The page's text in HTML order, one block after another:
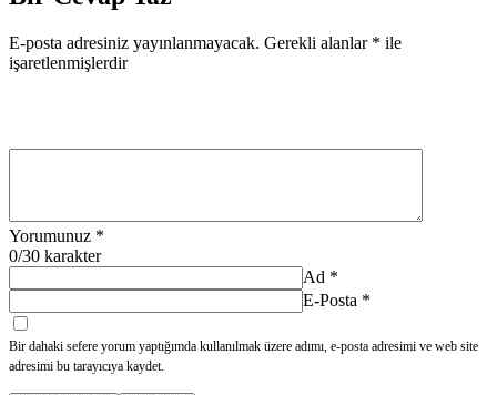
E-posta adresiniz yayınlanmayacak. Gerekli alanlar * ile
işaretlenmişlerdir
Yorumunuz *
0/30 karakter
Ad *
E-Posta *
Bir dahaki sefere yorum yaptığımda kullanılmak üzere adımı, e-posta adresimi ve web site
adresimi bu tarayıcıya kaydet.